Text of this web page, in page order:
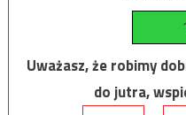
Uważasz, że robimy
do jutra,